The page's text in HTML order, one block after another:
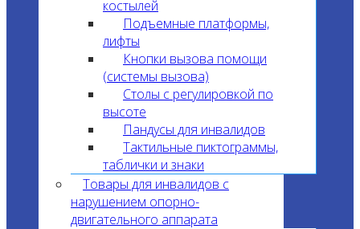
костылей
Подъемные платформы,
лифты
Кнопки вызова помощи
(системы вызова)
Столы с регулировкой по
высоте
Пандусы для инвалидов
Тактильные пиктограммы,
таблички и знаки
Товары для инвалидов с
нарушением опорно-
двигательного аппарата